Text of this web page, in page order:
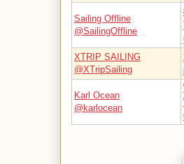
Sailing Offline
@SailingOffline
XTRIP SAILING
@XTripSailing
Karl Ocean
@karlocean